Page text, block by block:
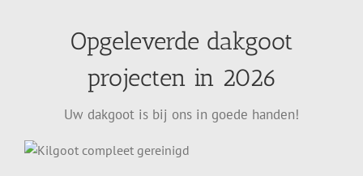
Opgeleverde dakgoot
projecten in 2026
Uw dakgoot is bij ons in goede handen!